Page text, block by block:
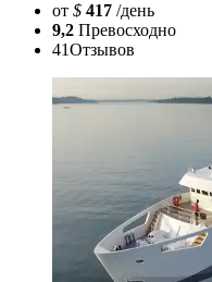
от $ 417 /день
9,2 Превосходно
41Отзывов